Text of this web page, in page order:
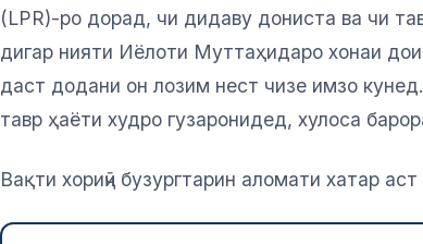
(LPR)-ро дорад, чи дидаву дониста ва чи
дигар нияти Иёлоти Муттаҳидаро хонаи
даст додани он лозим нест чизе имзо
тавр ҳаёти худро гузаронидед, хулоса
Вақти хориҷӣ бузургтарин аломати хатар